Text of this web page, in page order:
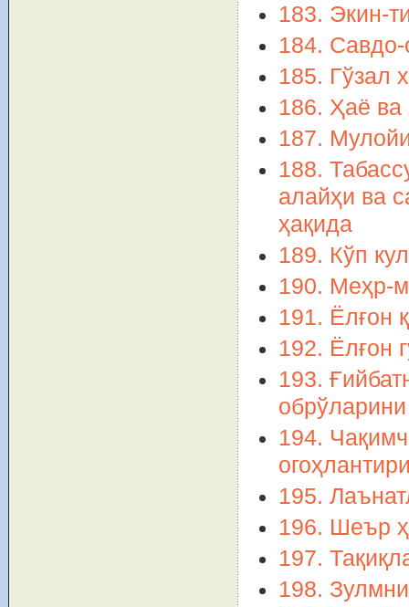
183. Экин-
184. Савдо-
185. Гўзал
186. Ҳаё
187.
188.
алайҳи ва
ҳақида
189. Кўп
190. Меҳр-
191. Ёлғон
192. Ёлғон
193.
194.
195.
196. Шеър
197.
198.